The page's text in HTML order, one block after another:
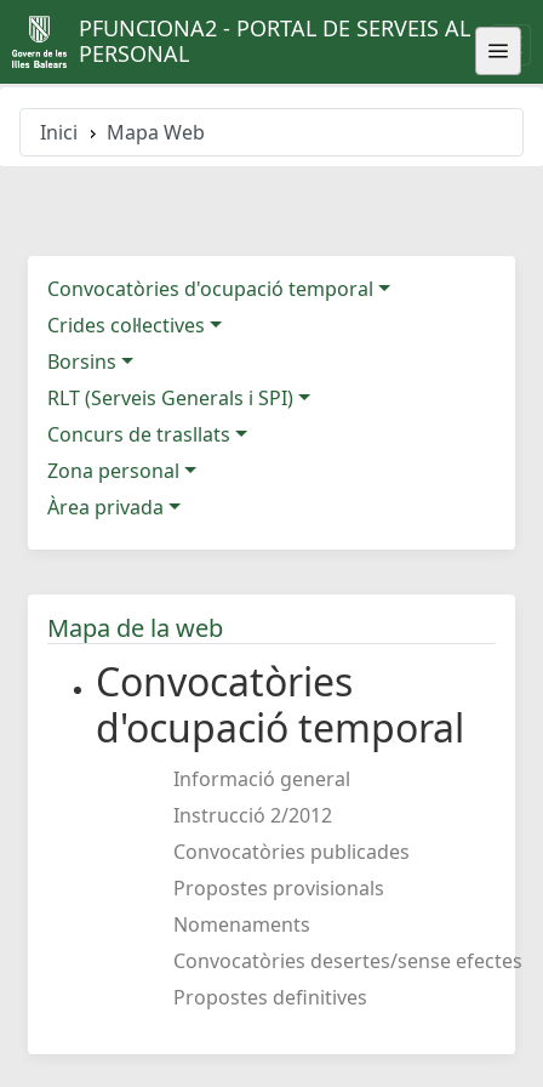
PFUNCIONA2 - PORTAL DE SERVEIS AL
PERSONAL
Inici Mapa Web
Convocatòries d'ocupació temporal
Crides col·lectives
Borsins
RLT (Serveis Generals i SPI)
Concurs de trasllats
Zona personal
Àrea privada
Mapa de la web
Convocatòries
d'ocupació temporal
Informació general
Instrucció 2/2012
Convocatòries publicades
Propostes provisionals
Nomenaments
Convocatòries desertes/sense efectes
Propostes definitives